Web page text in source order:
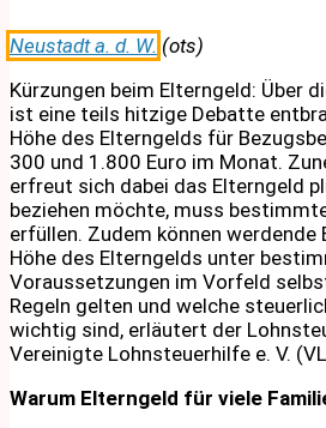
Neustadt a. d. W. (ots)
Kürzungen beim Elterngeld: Über
ist eine teils hitzige Debatte
Höhe des Elterngelds für
300 und 1.800 Euro im Monat.
erfreut sich dabei das Elterngeld
beziehen möchte, muss
erfüllen. Zudem können werdende
Höhe des Elterngelds unter
Voraussetzungen im Vorfeld
Regeln gelten und welche
wichtig sind, erläutert der
Vereinigte Lohnsteuerhilfe e. V.
Warum Elterngeld für viele